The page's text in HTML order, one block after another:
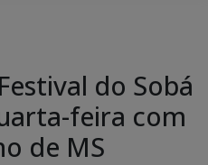
do Sobá
feira com
de MS